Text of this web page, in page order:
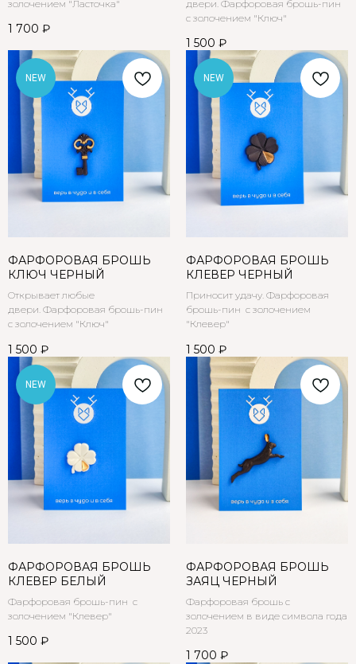
золочением "Ласточка"
1 700 ₽
двери. Фарфоровая брошь-пин
с золочением "Ключ"
1 500 ₽
NEW
ФАРФОРОВАЯ БРОШЬ
КЛЮЧ ЧЕРНЫЙ
Открывает любые
двери. Фарфоровая брошь-пин
с золочением "Ключ"
1 500 ₽
NEW
ФАРФОРОВАЯ БРОШЬ
КЛЕВЕР ЧЕРНЫЙ
Приносит удачу. Фарфоровая
брошь-пин с золочением
"Клевер"
1 500 ₽
NEW
ФАРФОРОВАЯ БРОШЬ
КЛЕВЕР БЕЛЫЙ
Фарфоровая брошь-пин с
золочением "Клевер"
1 500 ₽
ФАРФОРОВАЯ БРОШЬ
ЗАЯЦ ЧЕРНЫЙ
Фарфоровая брошь с
золочением в виде символа года
2023
1 700 ₽